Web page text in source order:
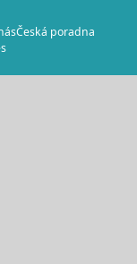
Česká poradna